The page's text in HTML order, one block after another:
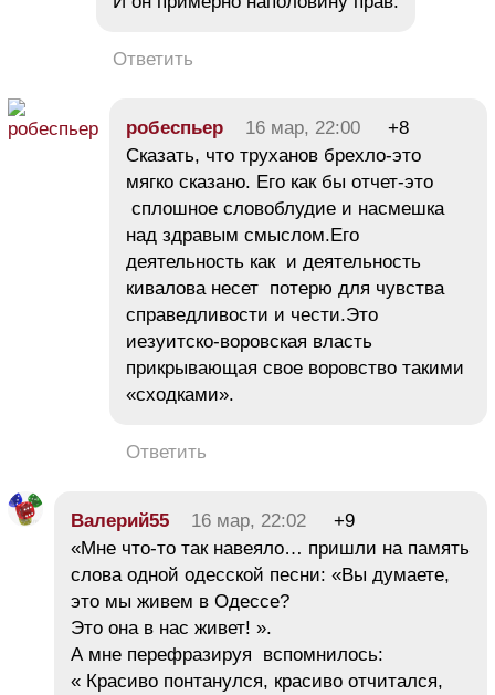
Ответить
робеспьер 16 мар, 22:00
+8
Сказать, что труханов брехло-это
мягко сказано. Его как бы отчет-это
сплошное словоблудие и насмешка
над здравым смыслом.Его
деятельность как и деятельность
кивалова несет потерю для чувства
справедливости и чести.Это
иезуитско-воровская власть
прикрывающая свое воровство такими
«сходками».
Ответить
Валерий55 16 мар, 22:02
+9
«Мне что-то так навеяло… пришли на память
слова одной одесской песни: «Вы думаете,
это мы живем в Одессе?
Это она в нас живет! ».
А мне перефразируя вспомнилось:
« Красиво понтанулся, красиво отчитался,